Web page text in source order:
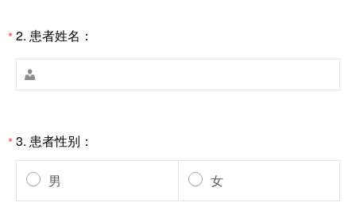
*2. 患者姓名：

*3. 患者性别：
男 女